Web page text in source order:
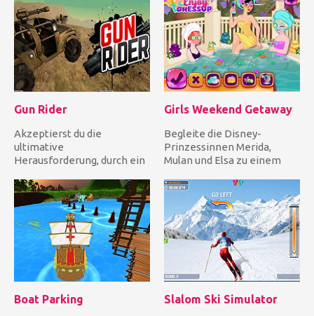
Gun Rider
Akzeptierst du die
ultimative
Herausforderung, durch ein
fahren? Wenn deine An...
Girls Weekend Getaway
Begleite die Disney-
Prinzessinnen Merida,
Mulan und Elsa zu einem
Mädchen! Begi...
Boat Parking Slalom Ski Simulator